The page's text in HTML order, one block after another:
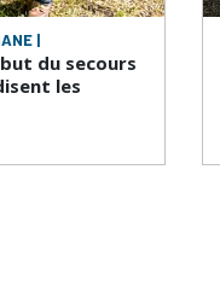
|
du secours
les